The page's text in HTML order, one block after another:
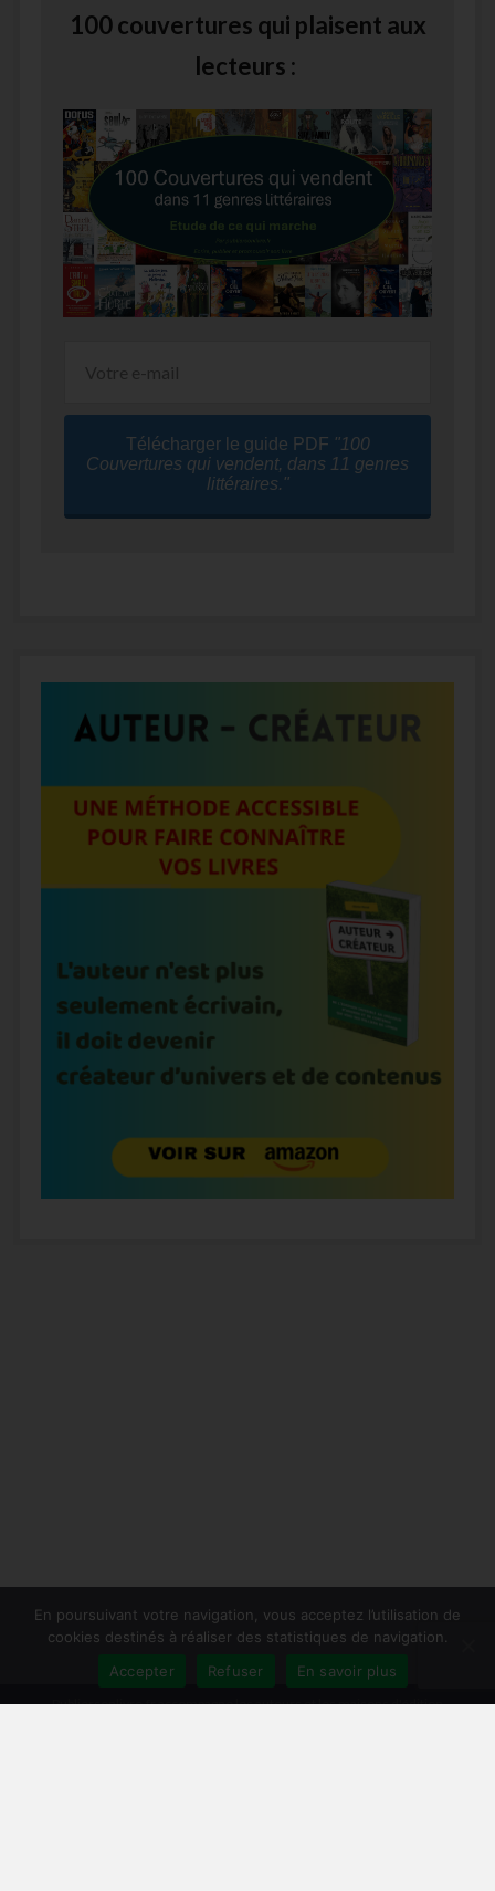
100 couvertures qui plaisent aux
lecteurs :
Télécharger le guide PDF "100
Couvertures qui vendent, dans 11 genres
littéraires."
Publiersonlivre.fr accompagne les auteurs et les maisons d'édition
En poursuivant votre navigation, vous acceptez l’utilisation de
cookies destinés à réaliser des statistiques de navigation.
Accepter
Refuser En savoir plus